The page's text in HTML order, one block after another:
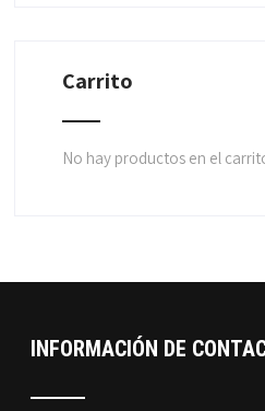
Carrito
No hay productos en el
INFORMACIÓN DE